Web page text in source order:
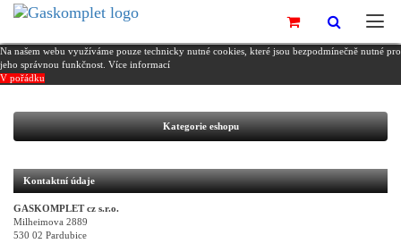
Na našem webu využíváme pouze technicky nutné cookies, které jsou bezpodmínečně nutné pro
jeho správnou funkčnost. Více informací
V pořádku
Kategorie eshopu
Kontaktní údaje
GASKOMPLET cz s.r.o.
Milheimova 2889
530 02 Pardubice